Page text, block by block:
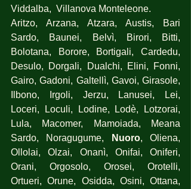
Viddalba,  Villanova Monteleone.
Aritzo, Arzana, Atzara, Austis, Bari
Sardo, Baunei, Belvì, Birori, Bitti,
Bolotana, Borore, Bortigali, Cardedu,
Desulo, Dorgali, Dualchi, Elini, Fonni,
Gairo, Gadoni, Galtellì, Gavoi, Girasole,
Ilbono, Irgoli, Jerzu, Lanusei, Lei,
Loceri, Loculi, Lodine, Lodè, Lotzorai,
Lula, Macomer, Mamoiada, Meana
Sardo, Noragugume,
Nuoro, Oliena,
Ollolai, Olzai, Onanì, Onifai, Oniferi,
Orani, Orgosolo, Orosei, Orotelli,
Ortueri, Orune, Osidda, Osini, Ottana,